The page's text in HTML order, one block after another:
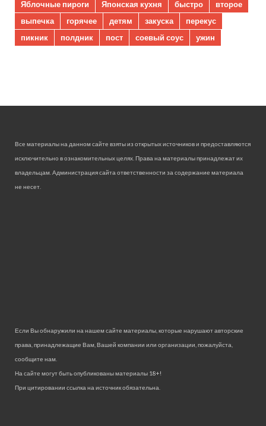
Яблочные пироги
Японская кухня быстро
второе
выпечка
горячее детям закуска
перекус
пикник
полдник пост соевый соус ужин
Все материалы на данном сайте взяты из открытых источников и предоставляются
исключительно в ознакомительных целях. Права на материалы принадлежат их
владельцам. Администрация сайта ответственности за содержание материала
не несет.
Если Вы обнаружили на нашем сайте материалы, которые нарушают авторские
права, принадлежащие Вам, Вашей компании или организации, пожалуйста,
сообщите нам.
На сайте могут быть опубликованы материалы 18+!
При цитировании ссылка на источник обязательна.